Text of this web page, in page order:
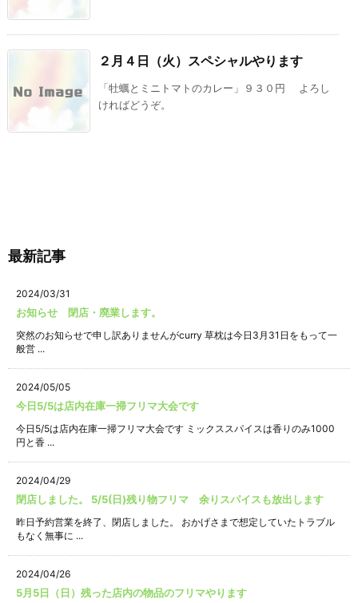
２月４日（火）スペシャルやります
「牡蠣とミニトマトのカレー」９３０円 よろし
ければどうぞ。
最新記事
2024/03/31
お知らせ 閉店・廃業します。
突然のお知らせで申し訳ありませんがcurry 草枕は今日3月31日をもって一
般営 ...
2024/05/05
今日5/5は店内在庫一掃フリマ大会です
今日5/5は店内在庫一掃フリマ大会です ミックススパイスは香りのみ1000
円と香 ...
2024/04/29
閉店しました。 5/5(日)残り物フリマ 余りスパイスも放出します
昨日予約営業を終了、閉店しました。 おかげさまで想定していたトラブル
もなく無事に ...
2024/04/26
5月5日（日）残った店内の物品のフリマやります